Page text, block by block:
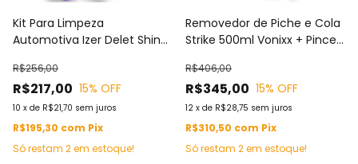
Kit Para Limpeza
Automotiva Izer Delet Shiny
Aplicador de Pretinho e
Toalha de Microfibra
R$217,00
R$256,00
15% OFF
10 x de R$21,70 sem juros
R$195,30 com Pix
Só restam 2em estoque!
Removedor de Piche e Cola
Strike 500ml Vonixx + Pincel
Zacs e Toalha de Microfibra
R$345,00
R$406,00
15% OFF
12 x de R$28,75 sem juros
R$310,50 com Pix
Só restam 2em estoque!